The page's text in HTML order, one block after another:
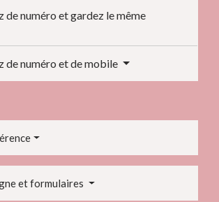
de numéro et gardez le même
de numéro et de mobile
et formulaires